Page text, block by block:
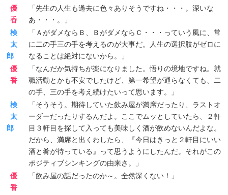
優
香
「先生の人生も過去に色々ありそうですね・・・。深いな
あ・・・。」
検
太
郎
「ＡがダメならＢ、ＢがダメならＣ・・・っていう風に、常
に二の手三の手を考えるのが大事だ。人生の選択肢がゼロに
なることは絶対にないから。」
優
香
「なんだか気持ちが楽になりました。悟りの境地ですね。就
職活動とかも不安でしたけど、第一希望が通らなくても、二
の手、三の手を考え続けたいって思います。」
検
太
郎
「そうそう。期待していた飲み屋が満席だったり、ラストオ
ーダーだったりするんだよ。ここでムッとしていたら、２軒
目３軒目を探して入っても美味しく酒が飲めないんだよな。
だから、満席と出くわしたら、『今日はきっと２軒目にいい
酒と肴が待っている』って思うようにしたんだ。それがこの
ポジティブシンキングの由来さ。」
優
香
「飲み屋の話だったのか～。全然深くない！」